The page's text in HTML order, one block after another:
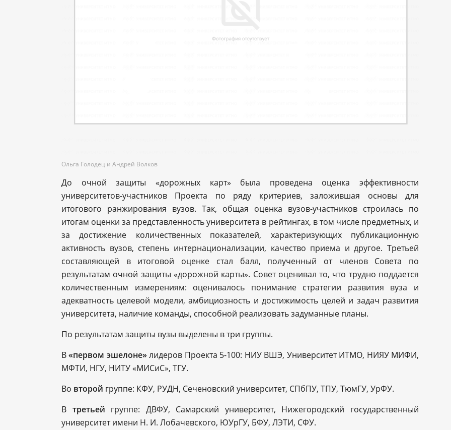
Ольга Голодец и Андрей Волков
До очной защиты «дорожных карт» была проведена оценка эффективности
университетов-участников Проекта по ряду критериев, заложившая основы для
итогового ранжирования вузов. Так, общая оценка вузов-участников строилась по
итогам оценки за представленность университета в рейтингах, в том числе предметных, и
за достижение количественных показателей, характеризующих публикационную
активность вузов, степень интернационализации, качество приема и другое. Третьей
составляющей в итоговой оценке стал балл, полученный от членов Совета по
результатам очной защиты «дорожной карты». Совет оценивал то, что трудно поддается
количественным измерениям: оценивалось понимание стратегии развития вуза и
адекватность целевой модели, амбициозность и достижимость целей и задач развития
университета, наличие команды, способной реализовать задуманные планы.
По результатам защиты вузы выделены в три группы.
В«первом эшелоне»лидеров Проекта 5-100: НИУ ВШЭ, Университет ИТМО, НИЯУ МИФИ,
МФТИ, НГУ, НИТУ «МИСиС», ТГУ.
Во второй группе: КФУ, РУДН, Сеченовский университет, СПбПУ, ТПУ, ТюмГУ, УрФУ.
В третьей группе: ДВФУ, Самарский университет, Нижегородский государственный
университет имени Н. И. Лобачевского, ЮУрГУ, БФУ, ЛЭТИ, СФУ.